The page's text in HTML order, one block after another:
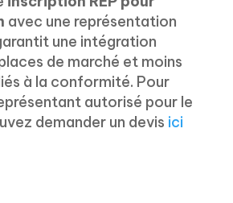
avec une représentation
une intégration
de marché et moins
à la conformité. Pour
autorisé pour le
demander un devis ici